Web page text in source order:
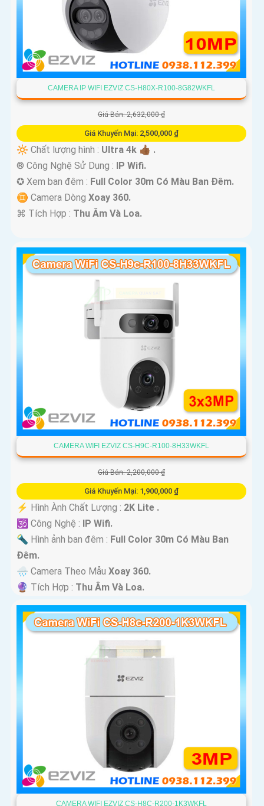
CAMERA IP WIFI EZVIZ CS-H80X-R100-8G82WKFL
Giá Bán: 2,632,000 ₫
Giá Khuyến Mại: 2,500,000 ₫
🔆 Chất lượng hình : Ultra 4k 👍🏾 .
®️ Công Nghệ Sử Dụng : IP Wifi.
✪ Xem ban đêm : Full Color 30m Có Màu Ban Ðêm.
♊ Camera Dòng Xoay 360.
️⌘ Tích Hợp : Thu Âm Và Loa.
CAMERA WIFI EZVIZ CS-H9C-R100-8H33WKFL
Giá Bán: 2,200,000 ₫
Giá Khuyến Mại: 1,900,000 ₫
️⚡ Hình Ành Chất Lượng : 2K Lite .
🕉️ Công Nghệ : IP Wifi.
🔦 Hình ảnh ban đêm : Full Color 30m Có Màu Ban
Ðêm.
🌧️ Camera Theo Mẫu Xoay 360.
️🔮 Tích Hợp : Thu Âm Và Loa.
CAMERA WIFI EZVIZ CS-H8C-R200-1K3WKFL